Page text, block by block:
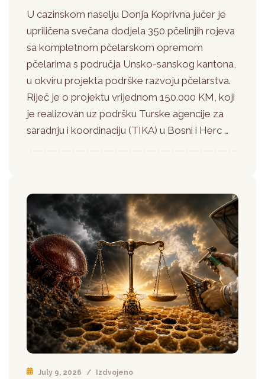
U cazinskom naselju Donja Koprivna jučer je
upriličena svečana dodjela 350 pčelinjih rojeva
sa kompletnom pčelarskom opremom
pčelarima s područja Unsko-sanskog kantona,
u okviru projekta podrške razvoju pčelarstva.
Riječ je o projektu vrijednom 150.000 KM, koji
je realizovan uz podršku Turske agencije za
saradnju i koordinaciju (TIKA) u Bosni i Herc …
July 9, 2026 / Izdvojeno